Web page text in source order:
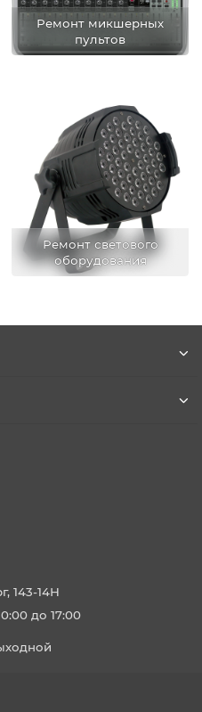
Ремонт микшерных
пультов
Ремонт светового
оборудования
143-14Н
до 17:00